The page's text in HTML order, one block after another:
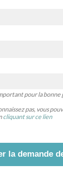
pour la
pas, vous
cliquant sur ce lien
la demande